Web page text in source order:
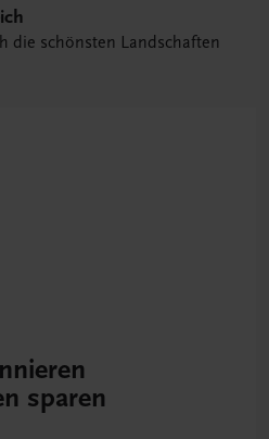
die schönsten Landschaften
sparen